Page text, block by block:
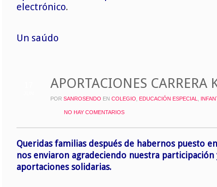
electrónico.
Un saúdo
APORTACIONES
POR SANROSENDO EN COLEGIO EDUCACIÓN ESPECIAL
NO HAY COMENTARIOS
Queridas familias después de habernos puesto
nos enviaron agradeciendo nuestra
aportaciones solidarias.